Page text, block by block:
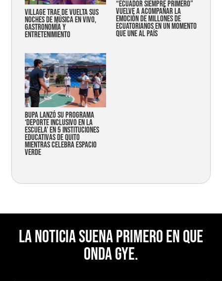
Village trae de vuelta sus
noches de música en vivo,
gastronomía y
entretenimiento
“Ecuador siempre primero”
vuelve a acompañar la
emoción de millones de
ecuatorianos en un momento
que une al país
Bupa lanzó su programa
‘Deporte Inclusivo en la
Escuela’ en 5 instituciones
educativas de Quito
mientras celebra espacio
verde
La noticia suena primero en Que
Onda Gye.